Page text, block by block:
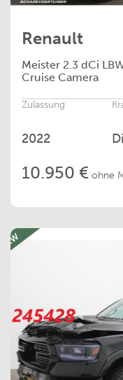
Renault
Meister 2.3 dCi
Cruise Camera
Zulassung
2022
10.950 € ohne